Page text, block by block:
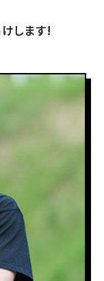
します!